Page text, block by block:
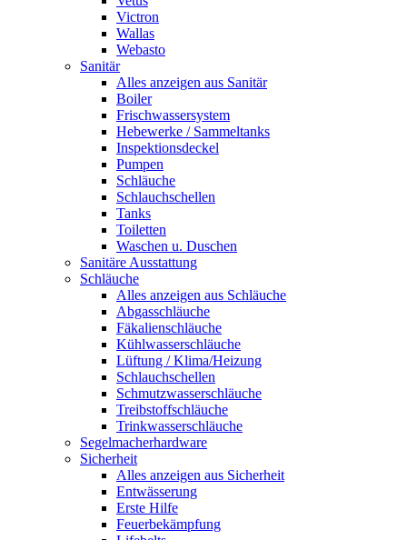
Victron
Wallas
Webasto
Sanitär
Alles anzeigen aus Sanitär
Boiler
Frischwassersystem
Hebewerke / Sammeltanks
Inspektionsdeckel
Pumpen
Schläuche
Schlauchschellen
Tanks
Toiletten
Waschen u. Duschen
Sanitäre Ausstattung
Schläuche
Alles anzeigen aus Schläuche
Abgasschläuche
Fäkalienschläuche
Kühlwasserschläuche
Lüftung / Klima/Heizung
Schlauchschellen
Schmutzwasserschläuche
Treibstoffschläuche
Trinkwasserschläuche
Segelmacherhardware
Sicherheit
Alles anzeigen aus Sicherheit
Entwässerung
Erste Hilfe
Feuerbekämpfung